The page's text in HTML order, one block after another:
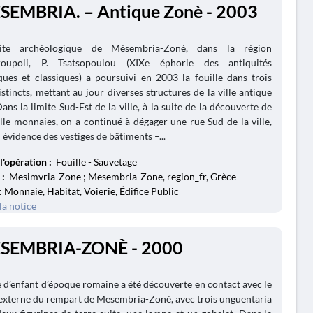
– Antique Zonè - 2003
archéologique de Mésembria-Zonè, dans la région
P. Tsatsopoulou (XIXe éphorie des antiquités
et classiques) a poursuivi en 2003 la fouille dans trois
mettant au jour diverses structures de la ville antique
la limite Sud-Est de la ville, à la suite de la découverte de
monnaies, on a continué à dégager une rue Sud de la ville,
des vestiges de bâtiments –...
: Fouille - Sauvetage
Mesimvria-Zone ; Mesembria-Zone, region_fr, Grèce
Monnaie, Habitat, Voierie, Édifice Public
notice
ZONÈ - 2000
d’époque romaine a été découverte en contact avec le
du rempart de Mesembria-Zonè, avec trois unguentaria